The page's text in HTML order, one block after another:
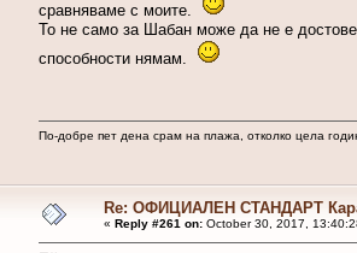
сравняваме с моите.
То не само за Шабан може да не е
способности нямам.
По-добре пет дена срам на плажа, отколко цела
Re: ОФИЦИАЛЕН СТАНДАРТ
« Reply #261 on:October 30, 2017,